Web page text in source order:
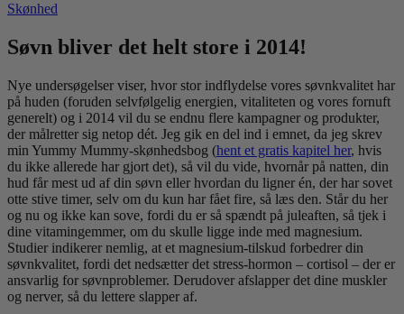
Skønhed
Søvn bliver det helt store i 2014!
Nye undersøgelser viser, hvor stor indflydelse vores søvnkvalitet har
på huden (foruden selvfølgelig energien, vitaliteten og vores fornuft
generelt) og i 2014 vil du se endnu flere kampagner og produkter,
der målretter sig netop dét. Jeg gik en del ind i emnet, da jeg skrev
min Yummy Mummy-skønhedsbog (hent et gratis kapitel her, hvis
du ikke allerede har gjort det), så vil du vide, hvornår på natten, din
hud får mest ud af din søvn eller hvordan du ligner én, der har sovet
otte stive timer, selv om du kun har fået fire, så læs den. Står du her
og nu og ikke kan sove, fordi du er så spændt på juleaften, så tjek i
dine vitamingemmer, om du skulle ligge inde med magnesium.
Studier indikerer nemlig, at et magnesium-tilskud forbedrer din
søvnkvalitet, fordi det nedsætter det stress-hormon – cortisol – der er
ansvarlig for søvnproblemer. Derudover afslapper det dine muskler
og nerver, så du lettere slapper af.